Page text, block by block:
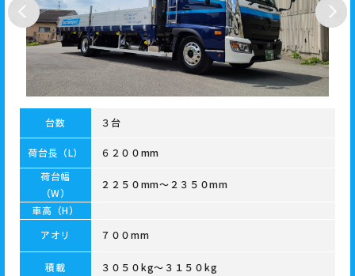
台数 ３台
荷台長（L）
６２００mm
荷台幅
（W）
２２５０mm～２３５０mm
車高（H）
アオリ ７００mm
積載 ３０５０kg～３１５０kg